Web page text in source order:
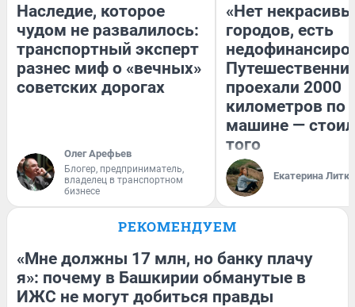
Наследие, которое
чудом не развалилось:
транспортный эксперт
разнес миф о «вечных»
советских дорогах
Олег Арефьев
Блогер, предприниматель,
владелец в транспортном
бизнесе
«Нет
городов, есть
проехали 2000
километров по
машине —
того
Екатерина
РЕКОМЕНДУЕМ
«Мне должны 17 млн, но банку плачу
я»: почему в Башкирии обманутые в
ИЖС не могут добиться правды